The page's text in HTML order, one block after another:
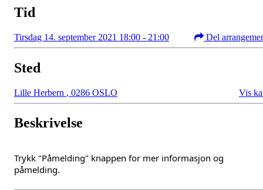
Tid
Tirsdag 14. september 2021 18:00 - 21:00 Del
Sted
Lille Herbern , 0286 OSLO Vis
Beskrivelse
Trykk "Påmelding" knappen for mer informasjon og
påmelding.